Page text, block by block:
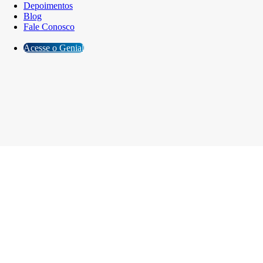
Depoimentos
Blog
Fale Conosco
Acesse o Genial